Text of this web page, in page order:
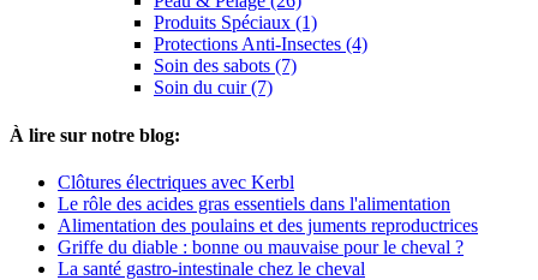
Produits Spéciaux (1)
Protections Anti-Insectes (4)
Soin des sabots (7)
Soin du cuir (7)
À lire sur notre blog:
Clôtures électriques avec Kerbl
Le rôle des acides gras essentiels dans l'alimentation
Alimentation des poulains et des juments reproductrices
Griffe du diable : bonne ou mauvaise pour le cheval ?
La santé gastro-intestinale chez le cheval